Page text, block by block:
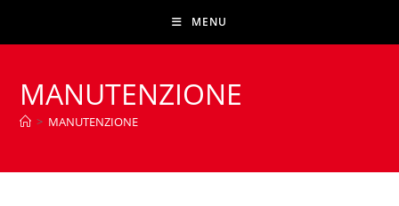
MENU
MANUTENZIONE
> MANUTENZIONE